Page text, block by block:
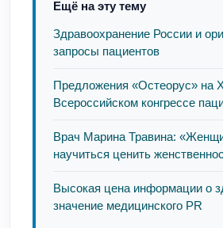
Ещё на эту тему
Здравоохранение России и
запросы пациентов
Предложения «Остеорус» на
Всероссийском конгрессе
Врач Марина Травина:
научиться ценить
Высокая цена информации о
значение медицинского PR